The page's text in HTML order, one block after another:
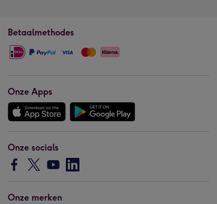
Betaalmethodes
Onze Apps
Onze socials
Onze merken